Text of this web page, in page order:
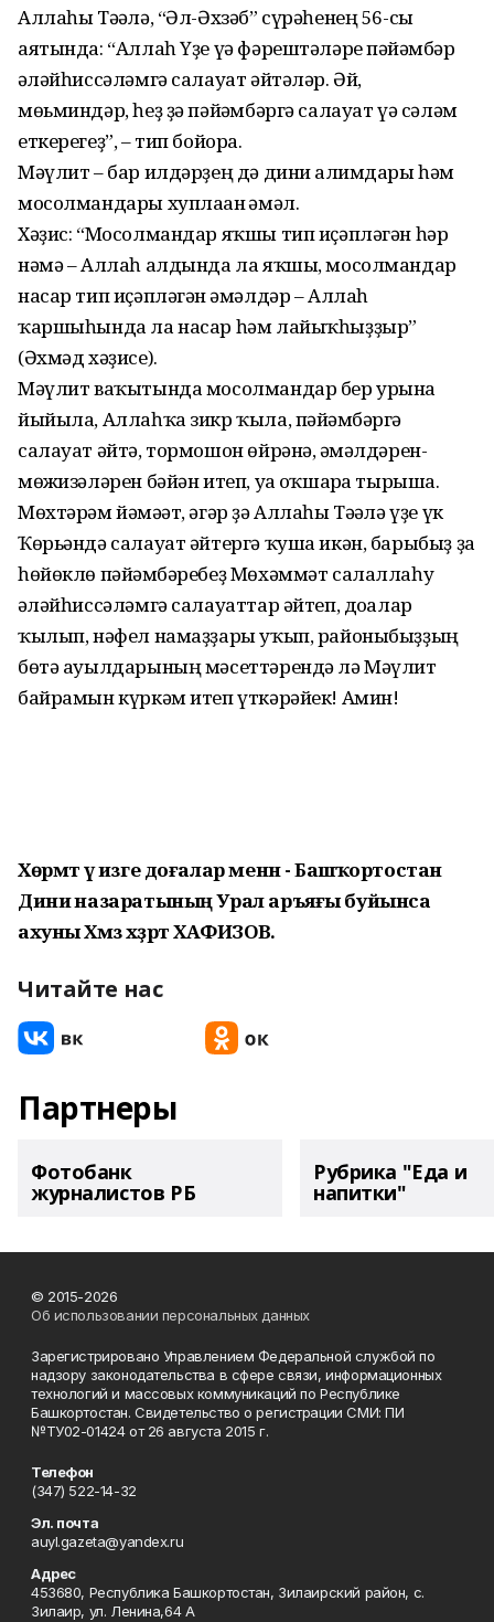
Аллаһы Тәғәлә, “Әл-Әхзәб” сүрәһенең 56-сы
аятында: “Аллаһ Үҙе үә фәрештәләре пәйғәмбәр
ғәләйһиссәләмгә салауат әйтәләр. Әй,
мөьминдәр, һеҙ ҙә пәйғәмбәргә салауат үә сәләм
еткерегеҙ”, – тип бойора.
Мәүлит – бар илдәрҙең дә дини ғалимдары һәм
мосолмандары хуплаған ғәмәл.
Хәҙис: “Мосолмандар яҡшы тип иҫәпләгән һәр
нәмә – Аллаһ алдында ла яҡшы, мосолмандар
насар тип иҫәпләгән ғәмәлдәр – Аллаһ
ҡаршыһында ла насар һәм лайыҡһыҙҙыр”
(Әхмәд хәҙисе).
Мәүлит ваҡытында мосолмандар бер урынға
йыйыла, Аллаһҡа зикр ҡыла, пәйғәмбәргә
салауат әйтә, тормошон өйрәнә, ғәмәлдәрен-
мөғжизәләрен бәйән итеп, уға оҡшарға тырыша.
Мөхтәрәм йәмәғәт, әгәр ҙә Аллаһы Тәғәлә үҙе үк
Ҡөрьәндә салауат әйтергә ҡуша икән, барыбыҙ ҙа
һөйөклө пәйғәмбәребеҙ Мөхәммәт салаллаһу
ғәләйһиссәләмгә салауаттар әйтеп, доғалар
ҡылып, нәфел намаҙҙары уҡып, районыбыҙҙың
бөтә ауылдарының мәсеттәрендә лә Мәүлит
байрамын күркәм итеп үткәрәйек! Амин!
Хөрмәт үә изге доғалар менән - Башҡортостан
Диниә назаратының Урал аръяғы буйынса
ахуны Хәмзә хәҙрәт ХАФИЗОВ.
Читайте нас
Партнеры
Фотобанк
журналистов РБ
Рубрика "Еда и
напитки"
© 2015-2026
Об использовании персональных данных
Зарегистрировано Управлением Федеральной службой по
надзору законодательства в сфере связи, информационных
технологий и массовых коммуникаций по Республике
Башкортостан. Свидетельство о регистрации СМИ: ПИ
№ТУ02-01424 от 26 августа 2015 г.
Телефон
(347) 522-14-32
Эл. почта
auyl.gazeta@yandex.ru
Адрес
453680, Республика Башкортостан, Зилаирский район, с.
Зилаир, ул. Ленина,64 А